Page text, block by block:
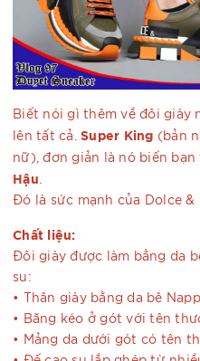
Biết nói gì thêm về đôi giày
lên tất cả. Super King (bản
nữ), đơn giản là nó biến bạn
Hậu
Đó là sức mạnh của Dolce &
Chất liệu:
Đôi giày được làm bằng da
su:
• Thân giày bằng da bê
• Băng kéo ở gót với tên
• Mảng da dưới gót có tên